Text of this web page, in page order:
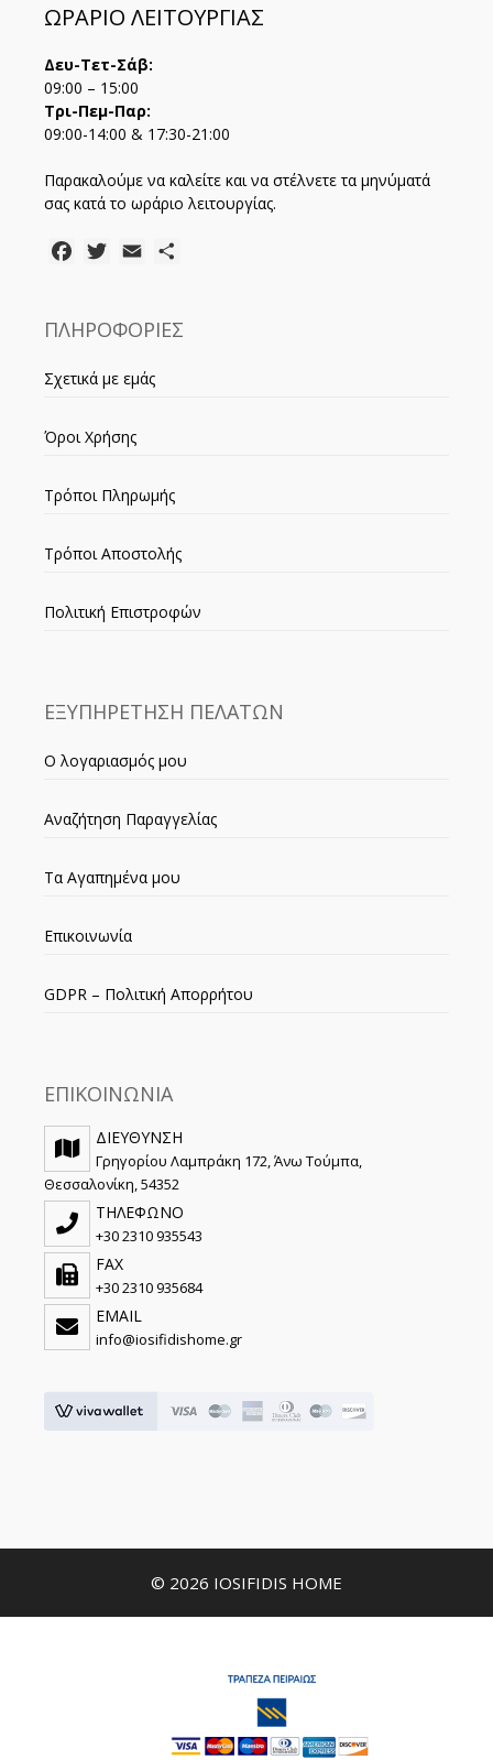
ΩΡΑΡΙΟ ΛΕΙΤΟΥΡΓΙΑΣ
Δευ-Τετ-Σάβ:
09:00 – 15:00
Τρι-Πεμ-Παρ:
09:00-14:00 & 17:30-21:00
Παρακαλούμε να καλείτε και να στέλνετε τα μηνύματά
σας κατά το ωράριο λειτουργίας.
FacebookTwitter
Email
ΠΛΗΡΟΦΟΡΙΕΣ
Σχετικά με εμάς
Όροι Χρήσης
Τρόποι Πληρωμής
Τρόποι Αποστολής
Πολιτική Επιστροφών
ΕΞΥΠΗΡΕΤΗΣΗ ΠΕΛΑΤΩΝ
Ο λογαριασμός μου
Αναζήτηση Παραγγελίας
Τα Αγαπημένα μου
Επικοινωνία
GDPR – Πολιτική Απορρήτου
ΕΠΙΚΟΙΝΩΝΙΑ
ΔΙΕΥΘΥΝΣΗ
Γρηγορίου Λαμπράκη 172, Άνω Τούμπα,
Θεσσαλονίκη, 54352
ΤΗΛΕΦΩΝΟ
+30 2310 935543
FAX
+30 2310 935684
EMAIL
info@iosifidishome.gr
© 2026 IOSIFIDIS HOME